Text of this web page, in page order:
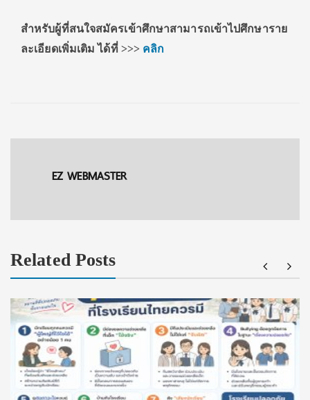
สำหรับผู้ที่สนใจสมัครเข้าศึกษาสามารถเข้าไปศึกษาราย
ละเอียดเพิ่มเติม ได้ที่ >>> คลิก
EZ WEBMASTER
Related Posts